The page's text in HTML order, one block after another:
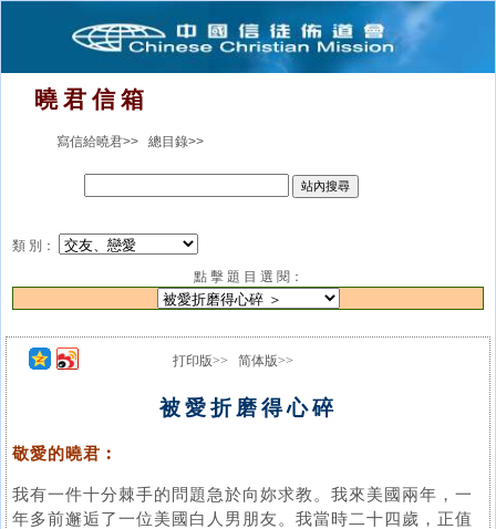
曉 君 信 箱
寫信給曉君>> 總目錄>>
類 別：
點 擊 題 目 選 閱：
打印版>> 简体版>>
被愛折磨得心碎
敬愛的曉君︰
我有一件十分棘手的問題急於向妳求教。我來美國兩年，一
年多前邂逅了一位美國白人男朋友。我當時二十四歲，正值